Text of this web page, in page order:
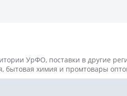
УрФО, поставки в другие
бытовая химия и промтовары